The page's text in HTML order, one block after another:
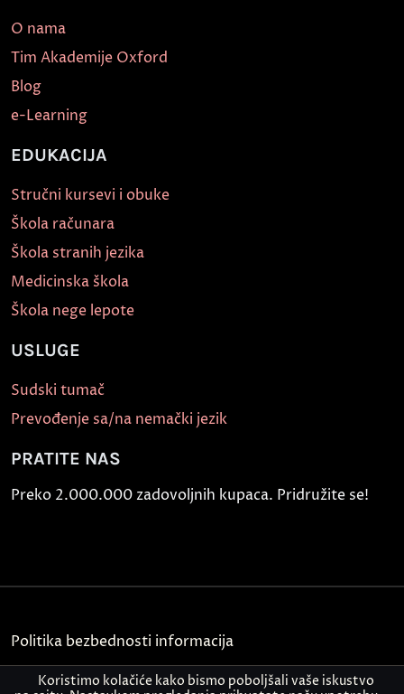
O nama
Tim Akademije Oxford
Blog
e-Learning
EDUKACIJA
Stručni kursevi i obuke
Škola računara
Škola stranih jezika
Medicinska škola
Škola nege lepote
USLUGE
Sudski tumač
Prevođenje sa/na nemački jezik
PRATITE NAS
Preko 2.000.000 zadovoljnih kupaca. Pridružite se!
Politika bezbednosti informacija
Kontakt
Koristimo kolačiće kako bismo poboljšali vaše iskustvo